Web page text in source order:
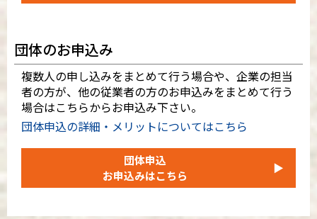
団体のお申込み
複数人の申し込みをまとめて行う場合や、企業の担当
者の方が、他の従業者の方のお申込みをまとめて行う
場合はこちらからお申込み下さい。
団体申込の詳細・メリットについてはこちら
団体申込
お申込みはこちら
▶